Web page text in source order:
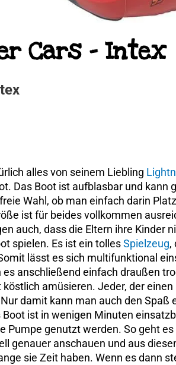
Cars – Intex
alles von seinem Liebling
Das Boot ist aufblasbar und kann
Wahl, ob man einfach darin
ist für beides vollkommen
auch, dass die Eltern ihre Kinder
spielen. Es ist ein tollesSpielzeug,
lässt es sich multifunktional
anschließend einfach draußen
amüsieren. Jeder, der einen
damit kann man auch den Spaß
ist in wenigen Minuten
Pumpe genutzt werden. So geht
genauer anschauen und aus
sie Zeit haben. Wenn es dann